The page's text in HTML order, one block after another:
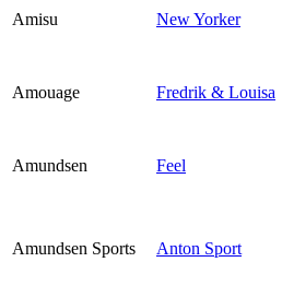
Amisu New Yorker
Amouage Fredrik & Louisa
Amundsen Feel
Amundsen Sports Anton Sport